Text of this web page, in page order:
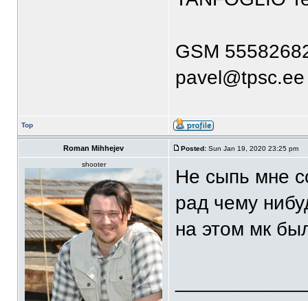
GSM
pavel@tpsc.ee
Top
Roman Mihhejev Posted: Sun Jan 19, 2020 23:25 pm
shooter
Не сыпь мне
рад чему
на этом мк